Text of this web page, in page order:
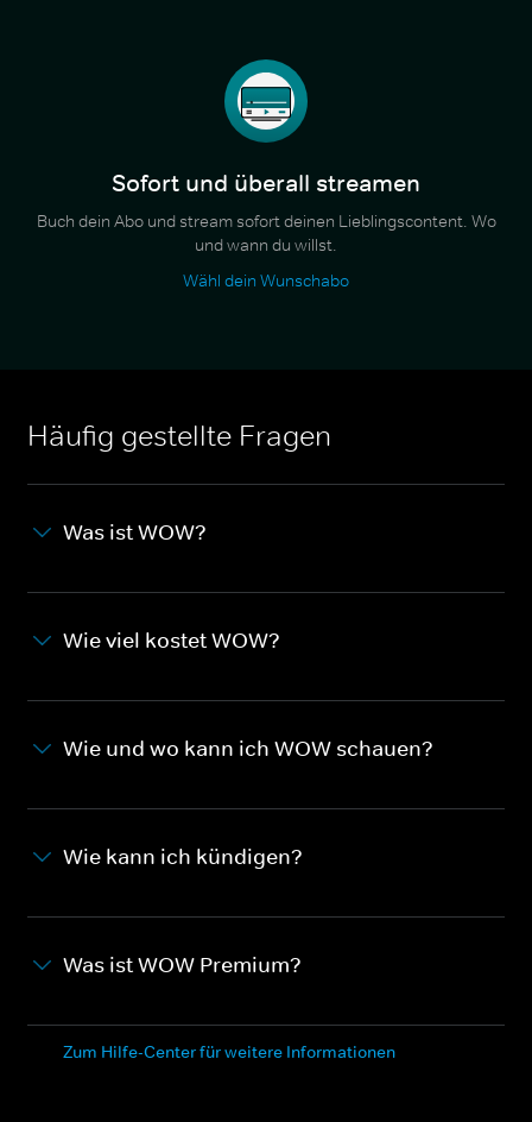
Sofort und überall streamen
Buch dein Abo und stream sofort deinen Lieblingscontent. Wo
und wann du willst.
Wähl dein Wunschabo
Häufig gestellte Fragen
Was ist WOW?
Wie viel kostet WOW?
Wie und wo kann ich WOW schauen?
Wie kann ich kündigen?
Was ist WOW Premium?
Zum Hilfe-Center für weitere Informationen